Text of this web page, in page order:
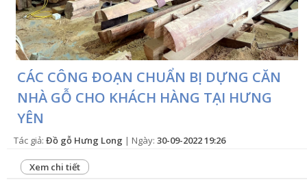
CÁC CÔNG ĐOẠN CHUẨN BỊ DỰNG CĂN
NHÀ GỖ CHO KHÁCH HÀNG TẠI HƯNG
YÊN
Tác giả: Đồ gỗ Hưng Long | Ngày: 30-09-2022 19:26
Xem chi tiết